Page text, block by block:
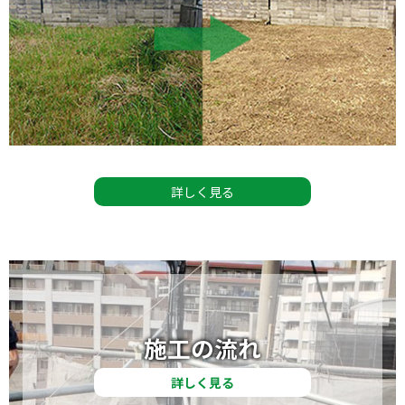
詳しく見る
施工の流れ
詳しく見る